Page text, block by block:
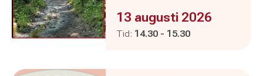
Evenemanget är :
13 augusti 2026
Tid: Pågår mellan
14.30 - och
15.30